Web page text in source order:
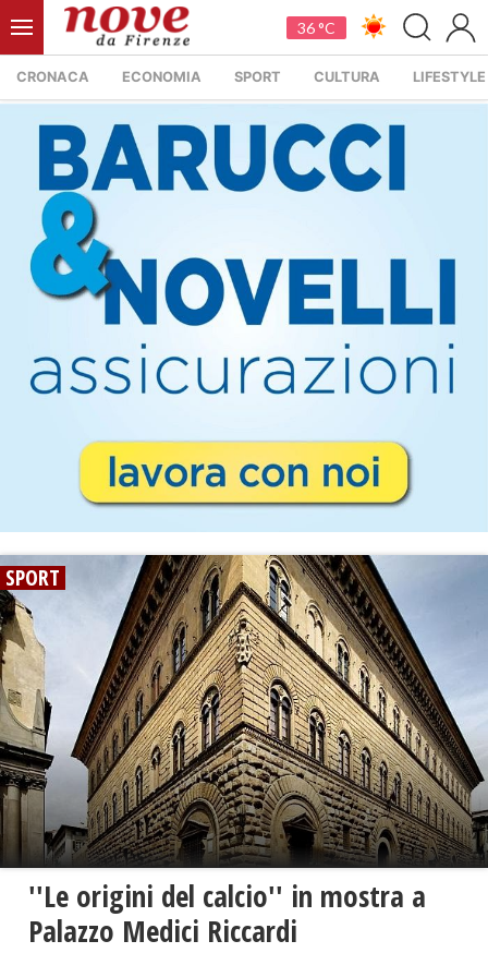
36 °C
CRONACA ECONOMIA SPORT CULTURA LIFESTYLE
SPORT
''Le origini del calcio'' in mostra a
Palazzo Medici Riccardi